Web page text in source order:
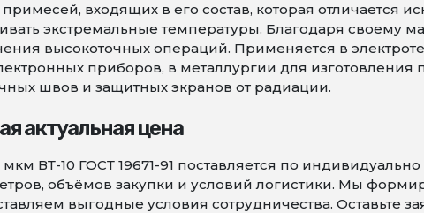
входящих в его состав, которая отличается
экстремальные температуры. Благодаря своему
высокоточных операций. Применяется в
приборов, в металлургии для изготовления
швов и защитных экранов от радиации.
актуальная цена
ВТ-10 ГОСТ 19671-91 поставляется по
объёмов закупки и условий логистики. Мы
выгодные условия сотрудничества. Оставьте